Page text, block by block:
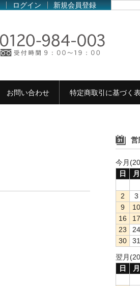
ログイン 新規会員登録
お問い合わせ 特定商取引に基づく
営
今月
日
月
2
3
9
10
16
17
23
24
30
31
翌月
日
月